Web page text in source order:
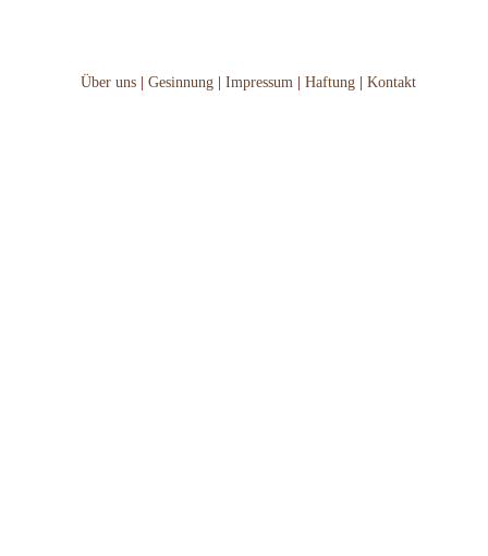
Über uns Gesinnung Impressum Haftung Kontakt